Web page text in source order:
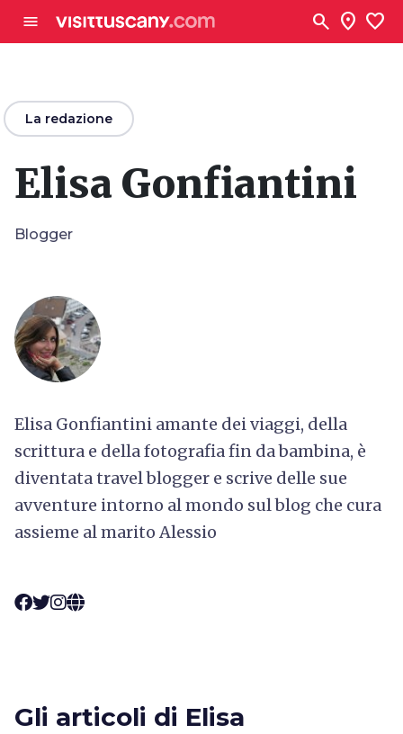
menu search location_on favorite
arrow_backLa redazione
Elisa Gonfiantini
Blogger
Elisa Gonfiantini amante dei viaggi, della
scrittura e della fotografia fin da bambina, è
diventata travel blogger e scrive delle sue
avventure intorno al mondo sul blog che cura
assieme al marito Alessio
Gli articoli di Elisa